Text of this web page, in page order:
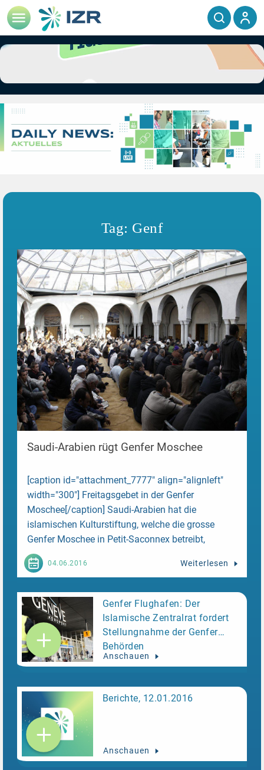
Tag: Genf
Saudi-Arabien rügt Genfer Moschee
[caption id="attachment_7777" align="alignleft"
width="300"] Freitagsgebet in der Genfer
Moschee[/caption] Saudi-Arabien hat die
islamischen Kulturstiftung, welche die grosse
Genfer Moschee in Petit-Saconnex betreibt,
gemassregelt. Die Kritik überbrachte der
Generalsekretär der islamischen Weltliga. Diese ist
04.06.2016 Weiterlesen
Genfer Flughafen: Der
Islamische Zentralrat fordert
Stellungnahme der Genfer
Behörden
Anschauen
Berichte, 12.01.2016
Anschauen